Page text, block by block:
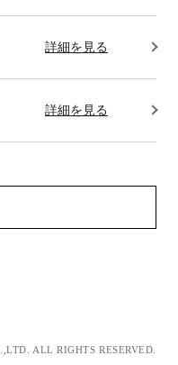
詳細を見る
詳細を見る
ALL RIGHTS RESERVED.